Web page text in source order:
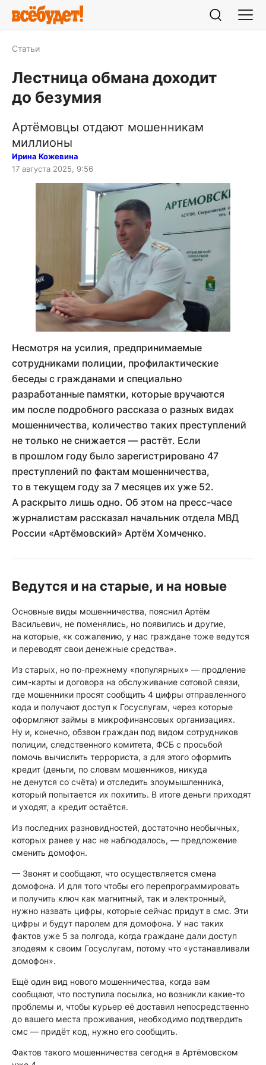
Статьи
Лестница обмана доходит
до безумия
Артёмовцы отдают мошенникам
миллионы
Ирина Кожевина
17 августа 2025, 9:56
Несмотря на усилия, предпринимаемые
сотрудниками полиции, профилактические
беседы с гражданами и специально
разработанные памятки, которые вручаются
им после подробного рассказа о разных видах
мошенничества, количество таких преступлений
не только не снижается — растёт. Если
в прошлом году было зарегистрировано 47
преступлений по фактам мошенничества,
то в текущем году за 7 месяцев их уже 52.
А раскрыто лишь одно. Об этом на пресс-часе
журналистам рассказал начальник отдела МВД
России «Артёмовский» Артём Хомченко.
Ведутся и на старые, и на новые
Основные виды мошенничества, пояснил Артём
Васильевич, не поменялись, но появились и другие,
на которые, «к сожалению, у нас граждане тоже ведутся
и переводят свои денежные средства».
Из старых, но по-прежнему «популярных» — продление
сим-карты и договора на обслуживание сотовой связи,
где мошенники просят сообщить 4 цифры отправленного
кода и получают доступ к Госуслугам, через которые
оформляют займы в микрофинансовых организациях.
Ну и, конечно, обзвон граждан под видом сотрудников
полиции, следственного комитета, ФСБ с просьбой
помочь вычислить террориста, а для этого оформить
кредит (деньги, по словам мошенников, никуда
не денутся со счёта) и отследить злоумышленника,
который попытается их похитить. В итоге деньги приходят
и уходят, а кредит остаётся.
Из последних разновидностей, достаточно необычных,
которых ранее у нас не наблюдалось, — предложение
сменить домофон.
— Звонят и сообщают, что осуществляется смена
домофона. И для того чтобы его перепрограммировать
и получить ключ как магнитный, так и электронный,
нужно назвать цифры, которые сейчас придут в смс. Эти
цифры и будут паролем для домофона. У нас таких
фактов уже 5 за полгода, когда граждане дали доступ
злодеям к своим Госуслугам, потому что «устанавливали
домофон».
Ещё один вид нового мошенничества, когда вам
сообщают, что поступила посылка, но возникли какие-то
проблемы и, чтобы курьер её доставил непосредственно
до вашего места проживания, необходимо подтвердить
смс — придёт код, нужно его сообщить.
Фактов такого мошенничества сегодня в Артёмовском